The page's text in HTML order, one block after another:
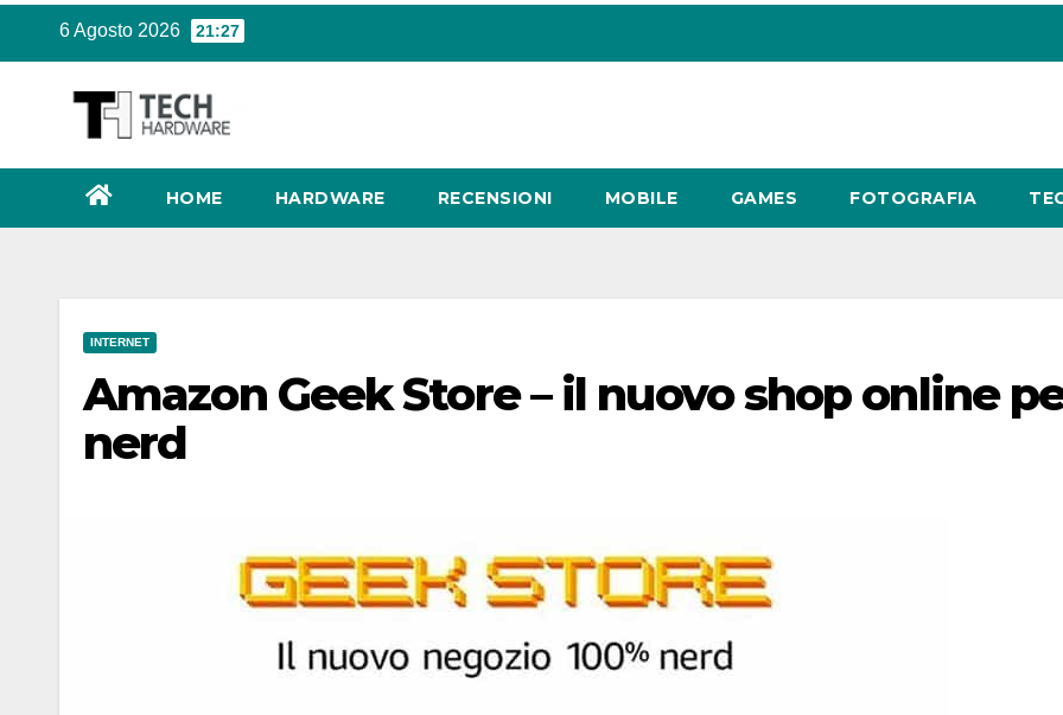
contenuto
6 Agosto 2026 21:27
HOME HARDWARE RECENSIONI MOBILE GAMES FOTOGRAFIA
INTERNET
Amazon Geek Store – il nuovo shop online
nerd